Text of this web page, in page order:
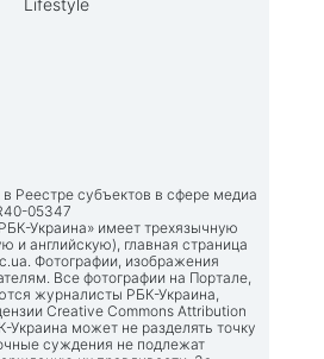
Lifestyle
Реестре субъектов в сфере медиа
05347
Украина» имеет трехязычную
и английскую), главная страница
. Фотографии, изображения
Все фотографии на Портале,
журналисты РБК-Украина,
Creative Commons Attribution
может не разделять точку
суждения не подлежат